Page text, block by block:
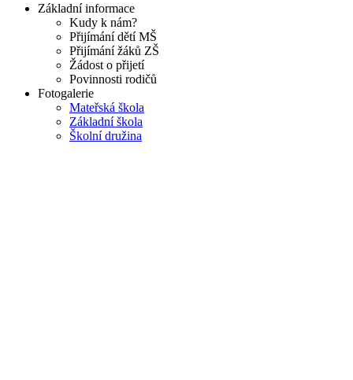
Základní informace
Kudy k nám?
Přijímání dětí MŠ
Přijímání žáků ZŠ
Žádost o přijetí
Povinnosti rodičů
Fotogalerie
Mateřská škola
Základní škola
Školní družina